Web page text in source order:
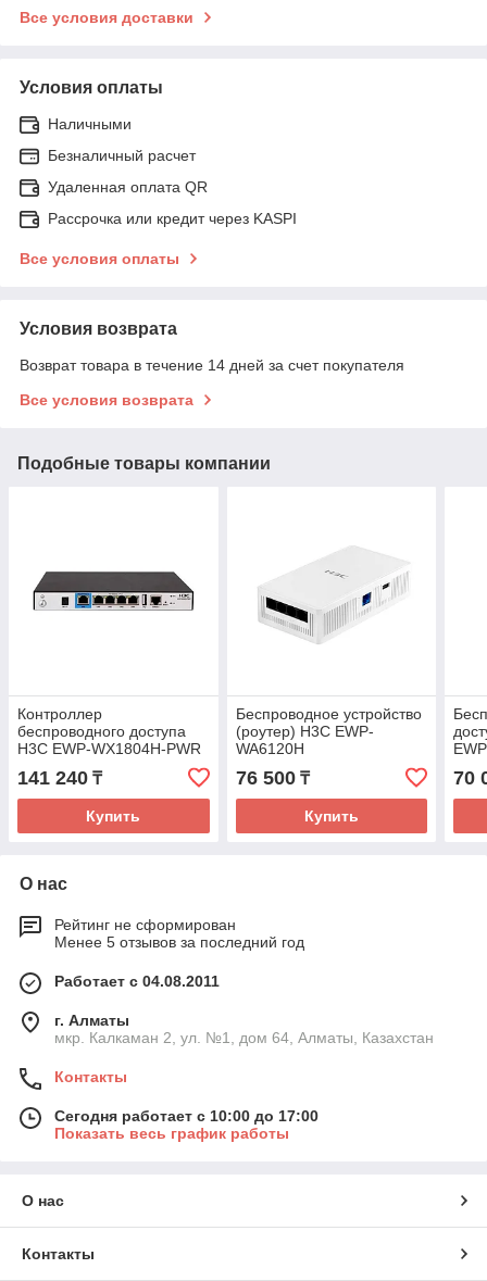
Все условия доставки
Условия оплаты
Наличными
Безналичный расчет
Удаленная оплата QR
Рассрочка или кредит через KASPI
Все условия оплаты
Условия возврата
Возврат товара в течение 14 дней за счет покупателя
Все условия возврата
Подобные товары компании
Контроллер
беспроводного доступа
H3C EWP-WX1804H-PWR
141 240 ₸
Купить
Беспроводное устройство
(роутер) H3C EWP-
WA6120H
76 500₸
Купить
70
О нас
Рейтинг не сформирован
Менее 5 отзывов за последний год
Работает с 04.08.2011
г. Алматы
мкр. Калкаман 2, ул. №1, дом 64, Алматы, Казахстан
Контакты
Сегодня работает с 10:00 до 17:00
Показать весь график работы
О нас
Контакты